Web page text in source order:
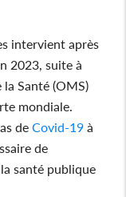
intervient après
2023, suite à
la Santé (OMS)
mondiale.
deCovid-19 à
de
santé publique